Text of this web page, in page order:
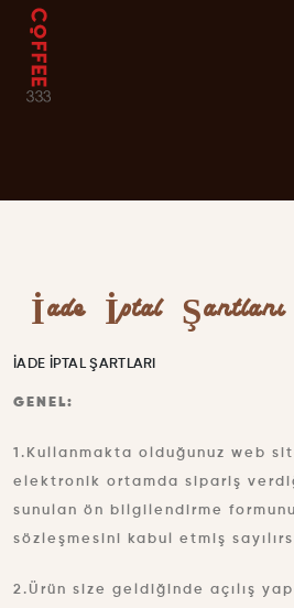
İade İptal Şartları
İADE İPTAL ŞARTLARI
GENEL:
1.Kullanmakta olduğunuz web
elektronik ortamda sipariş
sunulan ön bilgilendirme
sözleşmesini kabul etmiş
2.Ürün size geldiğinde açılış